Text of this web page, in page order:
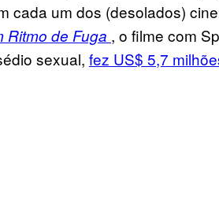
cada um dos (desolados)
Ritmo de Fuga , o filme com
sexual, fez US$ 5,7